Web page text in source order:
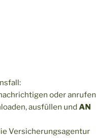
oder anrufen
ausfüllen und AN
Versicherungsagentur